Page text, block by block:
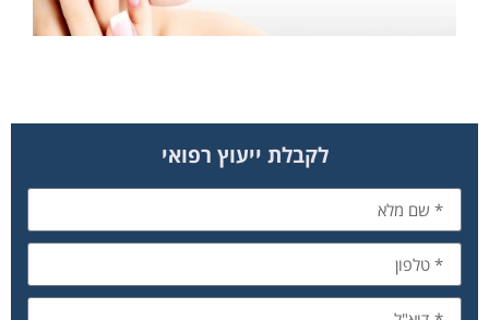
לקבלת ייעוץ רפואי